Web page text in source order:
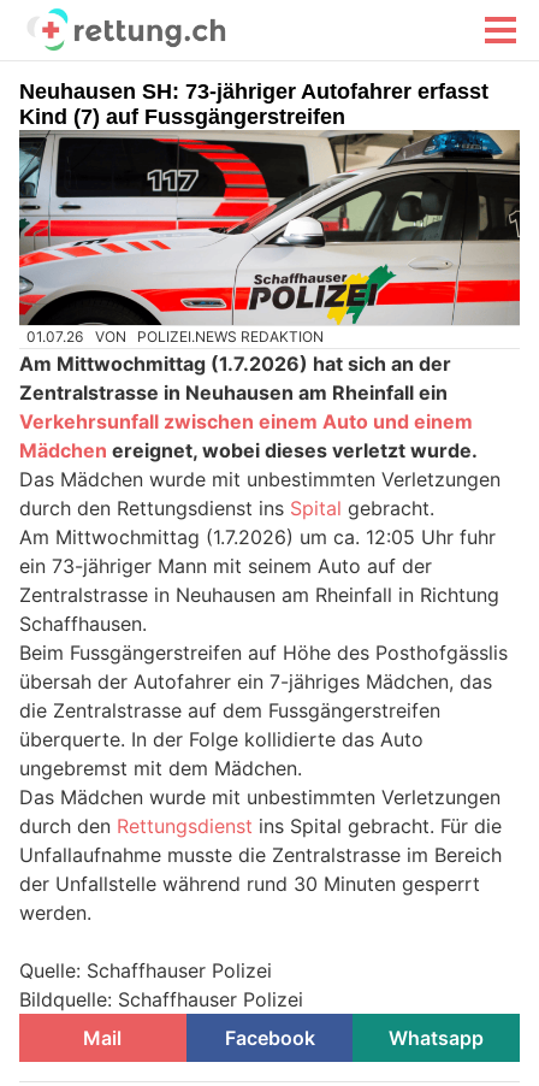
Neuhausen SH: 73-jähriger Autofahrer erfasst
Kind (7) auf Fussgängerstreifen
01.07.26 VON POLIZEI.NEWS REDAKTION
Am Mittwochmittag (1.7.2026) hat sich an der
Zentralstrasse in Neuhausen am Rheinfall ein
Verkehrsunfall zwischen einem Auto und einem
Mädchen ereignet, wobei dieses verletzt wurde.
Das Mädchen wurde mit unbestimmten Verletzungen
durch den Rettungsdienst ins Spital gebracht.
Am Mittwochmittag (1.7.2026) um ca. 12:05 Uhr fuhr
ein 73-jähriger Mann mit seinem Auto auf der
Zentralstrasse in Neuhausen am Rheinfall in Richtung
Schaffhausen.
Beim Fussgängerstreifen auf Höhe des Posthofgässlis
übersah der Autofahrer ein 7-jähriges Mädchen, das
die Zentralstrasse auf dem Fussgängerstreifen
überquerte. In der Folge kollidierte das Auto
ungebremst mit dem Mädchen.
Das Mädchen wurde mit unbestimmten Verletzungen
durch den Rettungsdienst ins Spital gebracht. Für die
Unfallaufnahme musste die Zentralstrasse im Bereich
der Unfallstelle während rund 30 Minuten gesperrt
werden.
Quelle: Schaffhauser Polizei
Bildquelle: Schaffhauser Polizei
Mail
Facebook Whatsapp